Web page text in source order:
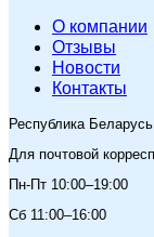
O компании
Отзывы
Новости
Контакты
Республика
Для почтовой
Пн-Пт 10:00–19:00
Сб 11:00–16:00